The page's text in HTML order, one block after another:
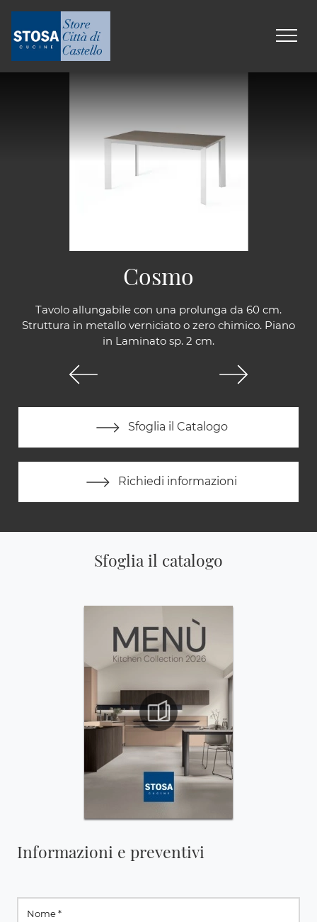
Tavolo allungabile con una prolunga da 60 cm.
Struttura in metallo verniciato o zero chimico. Piano
in Laminato sp. 2 cm.
Sfoglia il Catalogo
Richiedi informazioni
Cosmo
Sfoglia il catalogo
Informazioni e preventivi